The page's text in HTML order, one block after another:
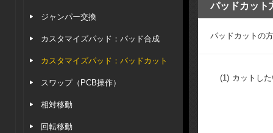
ジャンパー交換
カスタマイズパッド：パッド合成
カスタマイズパッド：パッドカット
スワップ（PCB操作）
相対移動
回転移動
パッドカット
パッドカットの
(1) カットし